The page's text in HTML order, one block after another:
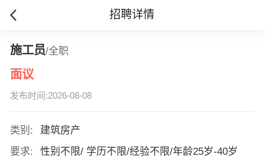
招聘详情
施工员/全职
面议
发布时间:2026-08-08
类别:
建筑房产
要求:
性别不限/ 学历不限/经验不限/年龄25岁-40岁